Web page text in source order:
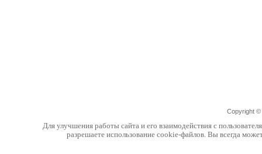
Copyright ©
Для улучшения работы сайта и его взаимодействия с
разрешаете использование cookie-файлов. Вы всегда